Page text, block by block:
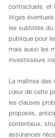
contractuels, et
litiges
les subtilités
publique pour
mais aussi les
investisseurs
La maîtrise des
cœur de cette
les clauses
proposés,
contentieux,
assurances